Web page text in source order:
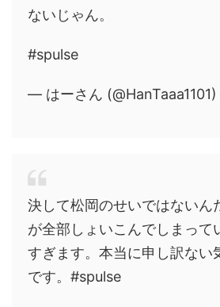
ないじゃん。
#spulse
— はーさん (@HanTaaa1101)
決して松岡のせいではないん
が全部しょいこんでしまって
すぎます。本当に申し訳ない
です。#spulse